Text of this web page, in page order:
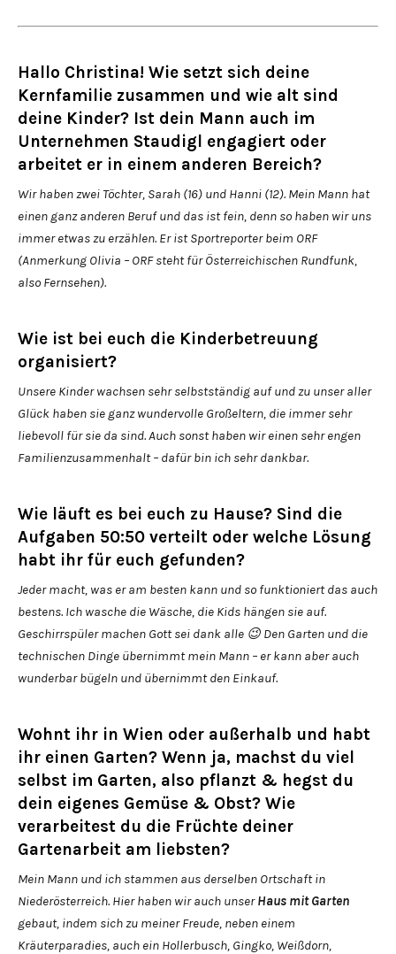
Hallo Christina! Wie setzt sich deine
Kernfamilie zusammen und wie alt sind
deine Kinder? Ist dein Mann auch im
Unternehmen Staudigl engagiert oder
arbeitet er in einem anderen Bereich?
Wir haben zwei Töchter, Sarah (16) und Hanni (12). Mein Mann hat
einen ganz anderen Beruf und das ist fein, denn so haben wir uns
immer etwas zu erzählen. Er ist Sportreporter beim ORF
(Anmerkung Olivia – ORF steht für Österreichischen Rundfunk,
also Fernsehen).
Wie ist bei euch die Kinderbetreuung
organisiert?
Unsere Kinder wachsen sehr selbstständig auf und zu unser aller
Glück haben sie ganz wundervolle Großeltern, die immer sehr
liebevoll für sie da sind. Auch sonst haben wir einen sehr engen
Familienzusammenhalt – dafür bin ich sehr dankbar.
Wie läuft es bei euch zu Hause? Sind die
Aufgaben 50:50 verteilt oder welche Lösung
habt ihr für euch gefunden?
Jeder macht, was er am besten kann und so funktioniert das auch
bestens. Ich wasche die Wäsche, die Kids hängen sie auf.
Geschirrspüler machen Gott sei dank alle 😉 Den Garten und die
technischen Dinge übernimmt mein Mann – er kann aber auch
wunderbar bügeln und übernimmt den Einkauf.
Wohnt ihr in Wien oder außerhalb und habt
ihr einen Garten? Wenn ja, machst du viel
selbst im Garten, also pflanzt & hegst du
dein eigenes Gemüse & Obst? Wie
verarbeitest du die Früchte deiner
Gartenarbeit am liebsten?
Mein Mann und ich stammen aus derselben Ortschaft in
Niederösterreich. Hier haben wir auch unserHaus mit Garten
gebaut, indem sich zu meiner Freude, neben einem
Kräuterparadies, auch ein Hollerbusch, Gingko, Weißdorn,